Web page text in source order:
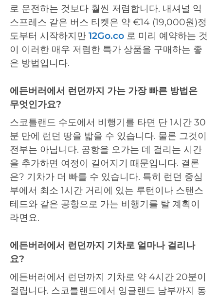
로 운전하는 것보다 훨씬 저렴합니다. 내셔널 익
스프레스 같은 버스 티켓은 약 €14 (19,000원)정
도부터 시작하지만 12Go.co 로 미리 예약하는 것
이 이러한 매우 저렴한 특가 상품을 구매하는 좋
은 방법입니다.
에든버러에서 런던까지 가는 가장 빠른 방법은
무엇인가요?
스코틀랜드 수도에서 비행기를 타면 단 1시간 30
분 만에 런던 땅을 밟을 수 있습니다. 물론 그것이
전부는 아닙니다. 공항을 오가는 데 걸리는 시간
을 추가하면 여정이 길어지기 때문입니다. 결론
은? 기차가 더 빠를 수 있습니다. 특히 런던 중심
부에서 최소 1시간 거리에 있는 루턴이나 스탠스
테드와 같은 공항으로 가는 비행기를 탈 계획이
라면요.
에든버러에서 런던까지 기차로 얼마나 걸리나
요?
에든버러에서 런던까지 기차로 약 4시간 20분이
걸립니다. 스코틀랜드에서 잉글랜드 남부까지 동